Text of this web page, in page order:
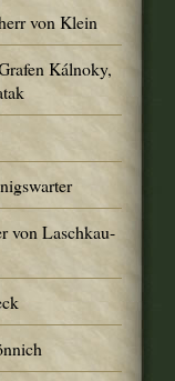
von Klein
Kálnoky,
von Laschkau-